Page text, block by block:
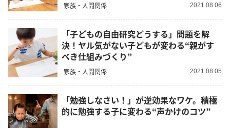
家族・人間関係 2021.08.06
「子どもの自由研究どうする」問題を解
決！ヤル気がない子どもが変わる“親がす
べき仕組みづくり”
家族・人間関係 2021.08.05
「勉強しなさい！」が逆効果なワケ。積極
的に勉強する子に変わる“声かけのコツ”